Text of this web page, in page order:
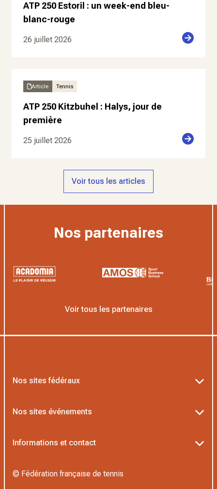
ATP 250 Estoril : un week-end bleu-
blanc-rouge
26 juillet 2026
Article Tennis
ATP 250 Kitzbuhel : Halys, jour de
première
25 juillet 2026
Voir tous les articles
Nos partenaires
Voir tous les partenaires
Nos sites fédéraux
L’Institut Formation Tennis
Nos sites événements
Informations et contact
© Fédération française de tennis